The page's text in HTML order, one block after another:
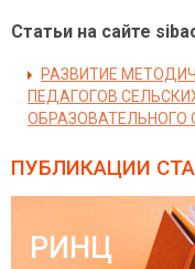
Статьи на сайте
РАЗВИТИЕ
ПЕДАГОГОВ
ОБРАЗОВАТЕЛЬНОГО
ПУБЛИКАЦИИ
РИНЦ